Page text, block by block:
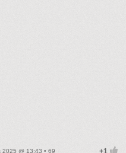
2025 @ 13:43 • 69